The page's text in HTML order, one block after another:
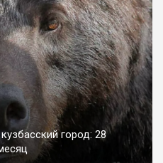
город: 28